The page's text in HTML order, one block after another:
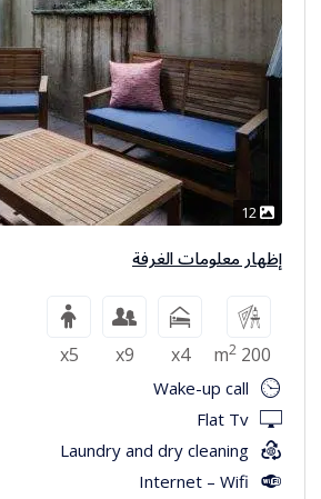
إظهار معلومات الغرفة
200 m
2
x4
x9
x5
Wake-up call
Flat Tv
Laundry and dry cleaning
Internet – Wifi